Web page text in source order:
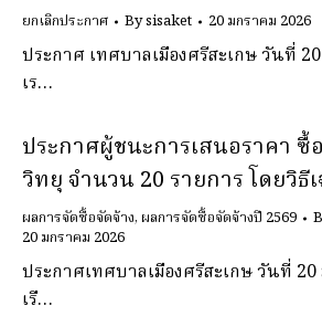
ยกเลิกประกาศ Bysisaket 20 มกราคม 2026
ประกาศ เทศบาลเมืองศรีสะเกษ วันที่
เร…
ประกาศผู้ชนะการเสนอราคา
วิทยุ จํานวน 20 รายการ โดยวิธี
ผลการจัดซื้อจัดจ้าง,ผลการจัดซื้อจัดจ้างปี 2569
20 มกราคม 2026
ประกาศเทศบาลเมืองศรีสะเกษ วันที่
เรื…